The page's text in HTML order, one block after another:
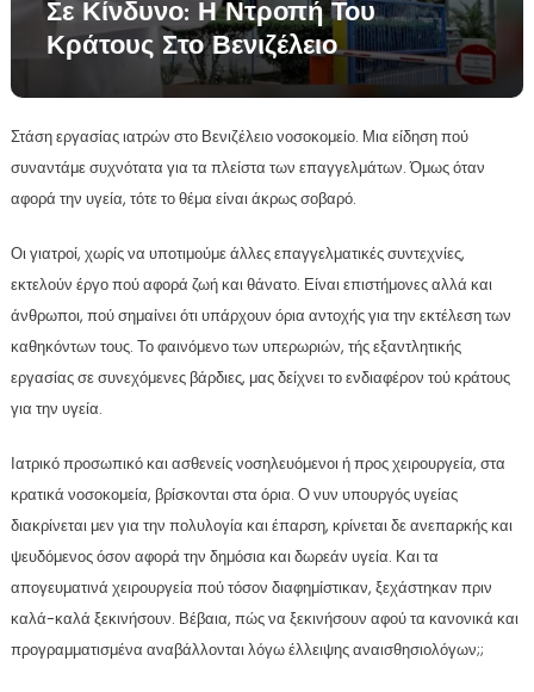
Σε Κίνδυνο: Η Ντροπή Του
Κράτους Στο Βενιζέλειο
Στάση εργασίας ιατρών στο Βενιζέλειο νοσοκομείο. Μια είδηση πού
συναντάμε συχνότατα για τα πλείστα των επαγγελμάτων. Όμως όταν
αφορά την υγεία, τότε το θέμα είναι άκρως σοβαρό.
Οι γιατροί, χωρίς να υποτιμούμε άλλες επαγγελματικές συντεχνίες,
εκτελούν έργο πού αφορά ζωή και θάνατο. Είναι επιστήμονες αλλά και
άνθρωποι, πού σημαίνει ότι υπάρχουν όρια αντοχής για την εκτέλεση των
καθηκόντων τους. Το φαινόμενο των υπερωριών, τής εξαντλητικής
εργασίας σε συνεχόμενες βάρδιες, μας δείχνει το ενδιαφέρον τού κράτους
για την υγεία.
Ιατρικό προσωπικό και ασθενείς νοσηλευόμενοι ή προς χειρουργεία, στα
κρατικά νοσοκομεία, βρίσκονται στα όρια. Ο νυν υπουργός υγείας
διακρίνεται μεν για την πολυλογία και έπαρση, κρίνεται δε ανεπαρκής και
ψευδόμενος όσον αφορά την δημόσια και δωρεάν υγεία. Και τα
απογευματινά χειρουργεία πού τόσον διαφημίστικαν, ξεχάστηκαν πριν
καλά-καλά ξεκινήσουν. Βέβαια, πώς να ξεκινήσουν αφού τα κανονικά και
προγραμματισμένα αναβάλλονται λόγω έλλειψης αναισθησιολόγων;;